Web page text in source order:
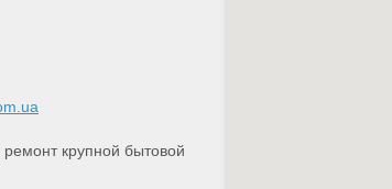
крупной бытовой